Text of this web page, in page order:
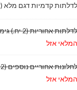
לדלתות קדמיות דגם מלא (2 יח.) גימור פרימיום
לדלתות אחוריות (2 יח.) גימור פרימיום
המלאי אזל
לחלונות אחוריים נוספים (2 יח.)
המלאי אזל